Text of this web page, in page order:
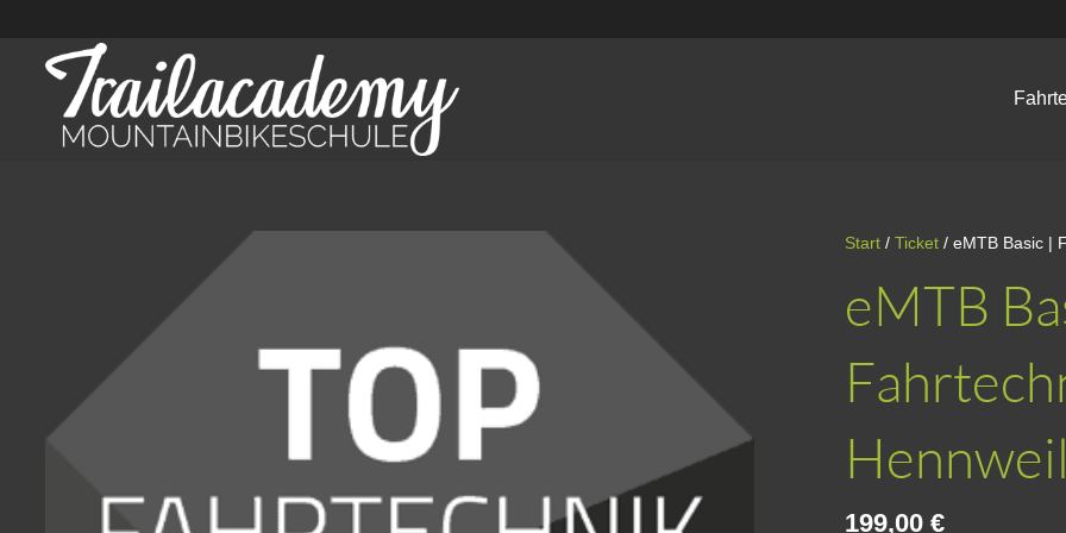
Start /Ticket / eMTB Basic |
eMTB
199,00€